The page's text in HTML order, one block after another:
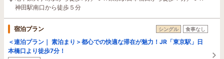
神田駅南口から徒歩５分
宿泊プラン シングル 食事なし
＜連泊プラン｜ 素泊まり＞都心での快適な滞在が魅力！JR「東京駅」日
本橋口より徒歩7分！